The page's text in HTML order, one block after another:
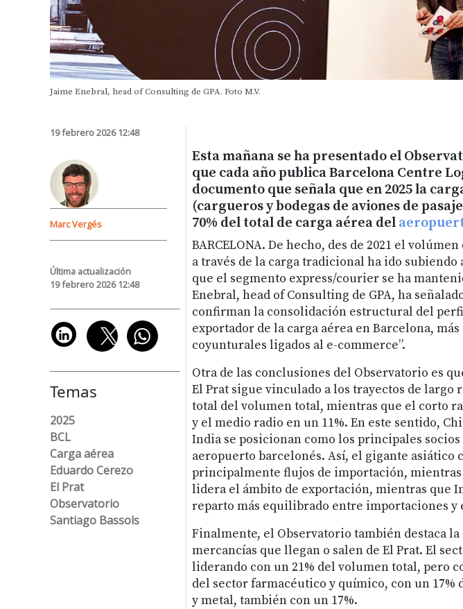
Jaime Enebral, head of Consulting de GPA. Foto M.V.
19 febrero 2026 12:48
Marc Vergés
Última actualización
19 febrero 2026 12:48
Temas
2025
BCL
Carga aérea
Eduardo Cerezo
El Prat
Observatorio
Santiago Bassols
Esta mañana se ha presentado el
que cada año publica Barcelona Centre
documento que señala que en 2025 la
(cargueros y bodegas de aviones de
70% del total de carga aérea del
BARCELONA. De hecho, des de 2021 el
a través de la carga tradicional ha ido subiendo
que el segmento express/courier se ha
Enebral, head of Consulting de GPA, ha
confirman la consolidación estructural del
exportador de la carga aérea en Barcelona,
coyunturales ligados al e-commerce”.
Otra de las conclusiones del Observatorio es
El Prat sigue vinculado a los trayectos de largo
total del volumen total, mientras que el corto
y el medio radio en un 11%. En este sentido,
India se posicionan como los principales
aeropuerto barcelonés. Así, el gigante asiático
principalmente flujos de importación, mientras
lidera el ámbito de exportación, mientras que
reparto más equilibrado entre importaciones y
Finalmente, el Observatorio también destaca
mercancías que llegan o salen de El Prat. El
liderando con un 21% del volumen total, pero
del sector farmacéutico y químico, con un 17%
y metal, también con un 17%.